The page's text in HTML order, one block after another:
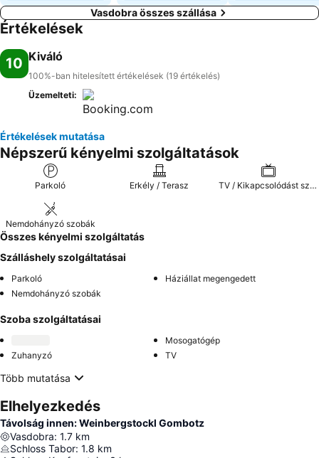
Vasdobra összes szállása
Értékelések
10 Kiváló
100%-ban hitelesített értékelések (19 értékelés)
Üzemelteti:
Értékelések mutatása
Népszerű kényelmi szolgáltatások
Parkoló Erkély / Terasz TV / Kikapcsolódást szolgáló extrák
Nemdohányzó szobák
Összes kényelmi szolgáltatás
Szálláshely szolgáltatásai
Parkoló
Háziállat megengedett
Nemdohányzó szobák
Szoba szolgáltatásai
Mosogatógép
Zuhanyzó
TV
Több mutatása
Elhelyezkedés
Távolság innen: Weinbergstockl Gombotz
Vasdobra: 1.7 km
Schloss Tabor: 1.8 km